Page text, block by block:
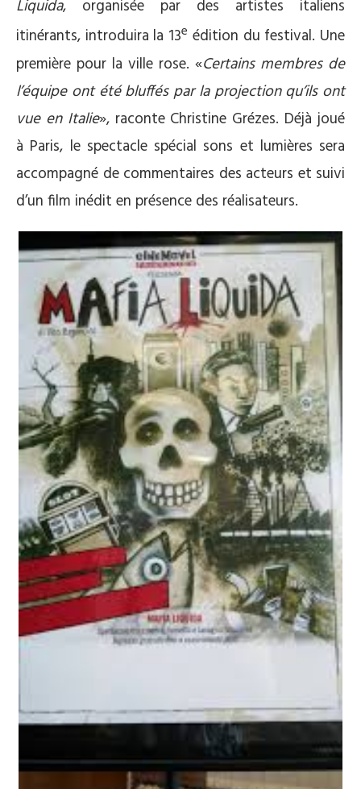
Liquida, organisée
par des artistes italiens
itinérants, introduira la 13e édition du festival. Une
première pour la ville rose. «Certains membres de
l’équipe ont été bluffés par la projection qu’ils ont
vue en Italie», raconte Christine Grézes. Déjà joué
à Paris, le spectacle spécial sons et lumières sera
accompagné de commentaires des acteurs et suivi
d’un film inédit en présence des réalisateurs.